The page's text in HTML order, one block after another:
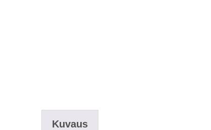
Kuvaus